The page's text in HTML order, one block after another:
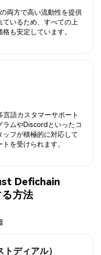
両方で高い流動性を提供
ているため、すべての上
も安定しています。
言語カスタマーサポート
ラムやDiscordといったコ
ッフが積極的に対応して
を受けられます。
Defichain
方法
ディアル）